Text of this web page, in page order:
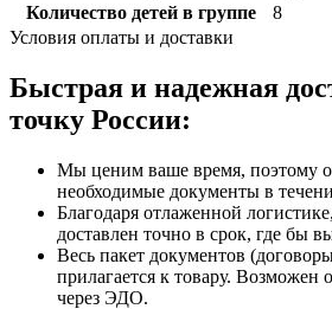
Количество детей в группе
8
Условия оплаты и доставки
Быстрая и надежная
точку России:
Мы ценим ваше время, поэтому
необходимые документы в
Благодаря отлаженной
доставлен точно в срок, где бы
Весь пакет документов
прилагается к товару. Возможен
через ЭДО.